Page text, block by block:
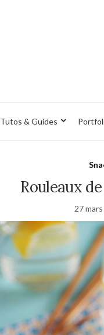
Tutos & Guides
Rouleaux
27